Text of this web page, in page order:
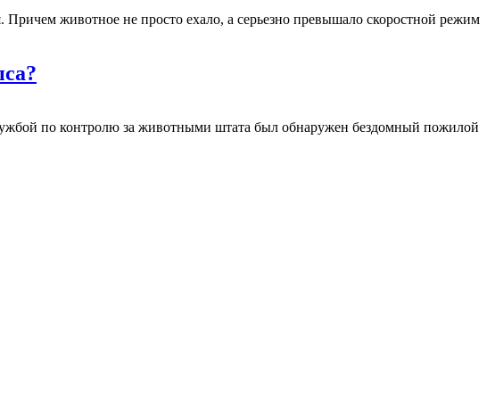
животное не просто ехало, а серьезно превышало скоростной режим
по контролю за животными штата был обнаружен бездомный пожилой